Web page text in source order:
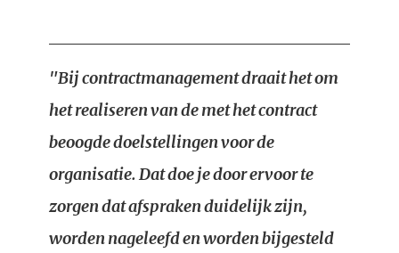
"Bij contractmanagement draait het om
het realiseren van de met het contract
beoogde doelstellingen voor de
organisatie. Dat doe je door ervoor te
zorgen dat afspraken duidelijk zijn,
worden nageleefd en worden bijgesteld